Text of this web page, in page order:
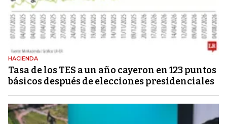
HACIENDA
Tasa de los TES a un año cayeron en 123 puntos
básicos después de elecciones presidenciales